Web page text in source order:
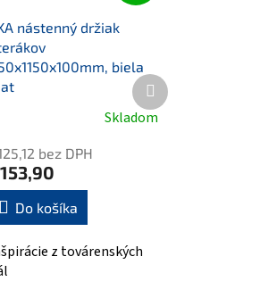
nástenný držiak
biela
Skladom
bez DPH
Do košíka
z továrenských
Ďalší
produkt